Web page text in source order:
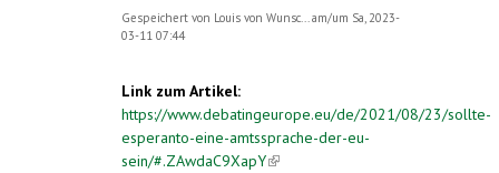
Gespeichert von Louis von Wunsc...am/um Sa, 2023-
03-11 07:44
Link zum Artikel:
https://www.debatingeurope.eu/de/2021/08/23/sollte-
esperanto-eine-amtssprache-der-eu-
sein/#.ZAwdaC9XapY(link is external)